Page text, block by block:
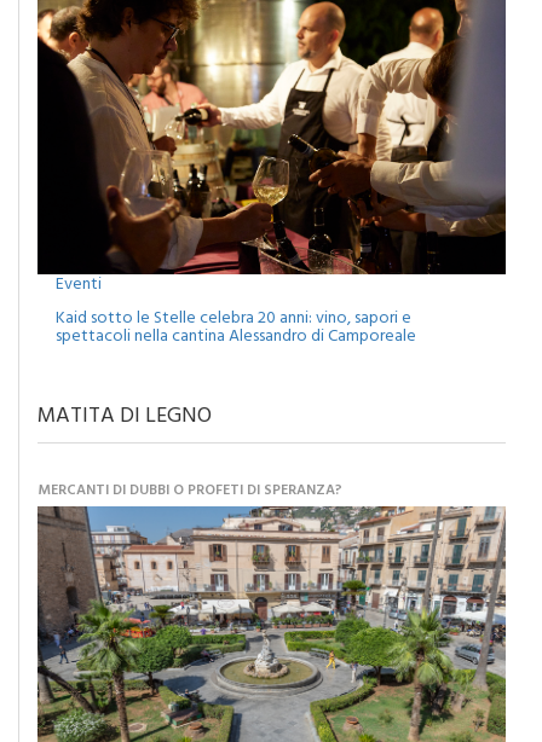
Eventi
Kaid sotto le Stelle celebra 20 anni: vino, sapori e
MATITA DI LEGNO
MERCANTI DI DUBBI O PROFETI DI SPERANZA?